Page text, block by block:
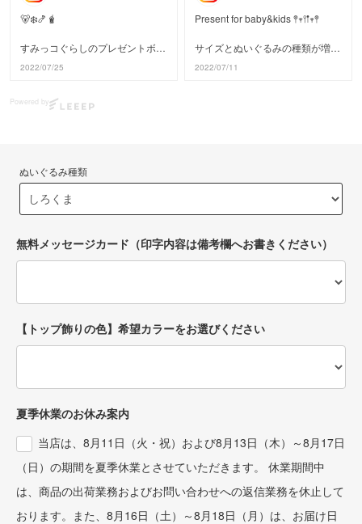
🐻‍❄️🍤🧋
すみっコぐらしのプレゼントボッ
クスに、手のひらサイズのぬいぐ
れたら更に可愛いプレゼントにな
ります♡
色を変えたり、追加オプションで
ステッカーを貼ることも可能で
す。
#littlelemoande
#1歳誕生日
#2歳誕生日
#2歳誕生日プレゼント
#3歳誕生日プレゼント
#すみっこぐらし
#バースデーバルーン
#すみっコぐらし写真部
2022/07/25
Present for baby&kids 𖤣𖥧𖥣𖡡𖥧𖤣
サイズとぬいぐるみの種類が増え
てますます人気のプレゼントボッ
#littlelemonade
#リトルレモネード
#誕生日プレゼント
#ぬいぐるみ好きさんと繋がりた
2022/07/11
Powered by
ぬいぐるみ種類
無料メッセージカード（印字内容は備考欄へお書きください）
【トップ飾りの色】希望カラーをお選びください
夏季休業のお休み案内
当店は、8月11日（火・祝）および8月13日（木）～8月17日
（日）の期間を夏季休業とさせていただきます。 休業期間中
は、商品の出荷業務およびお問い合わせへの返信業務を休止して
おります。また、8月16日（土）～8月18日（月）は、お届け日